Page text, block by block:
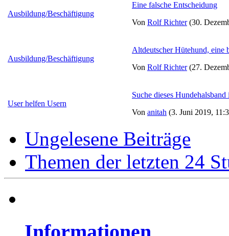
Ausbildung/Beschäftigung
Eine falsche Entscheidung
Von Rolf Richter(30.
Ausbildung/Beschäftigung
Altdeutscher Hütehund, eine
Von Rolf Richter(27.
User helfen Usern
Suche dieses
Von anitah (3. Juni 2019,
Ungelesene Beiträge
Themen der letzten 24